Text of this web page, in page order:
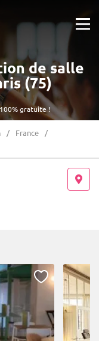
gratuite !
de salle
(75)
France